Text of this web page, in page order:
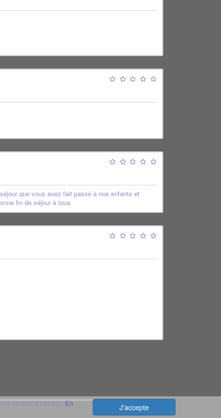
centres d’intérêts.En J'accepte
que vous avez fait passé à nos enfants et
fin de séjour à tous